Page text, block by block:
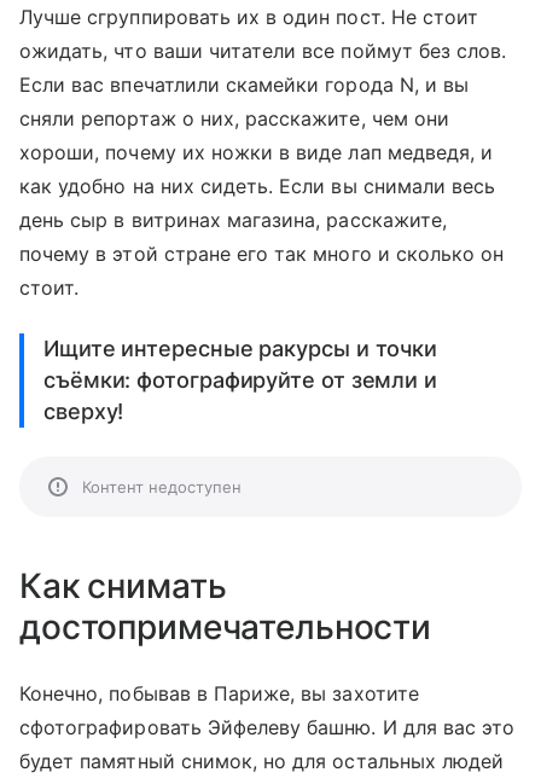
Лучше сгруппировать их в один пост. Не стоит
ожидать, что ваши читатели все поймут без слов.
Если вас впечатлили скамейки города N, и вы
сняли репортаж о них, расскажите, чем они
хороши, почему их ножки в виде лап медведя, и
как удобно на них сидеть. Если вы снимали весь
день сыр в витринах магазина, расскажите,
почему в этой стране его так много и сколько он
стоит.
Ищите интересные ракурсы и точки
съёмки: фотографируйте от земли и
сверху!
Контент недоступен
Как снимать
достопримечательности
Конечно, побывав в Париже, вы захотите
сфотографировать Эйфелеву башню. И для вас это
будет памятный снимок, но для остальных людей